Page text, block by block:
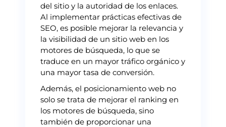
del sitio y la autoridad de los enlaces.
Al implementar prácticas efectivas de
SEO, es posible mejorar la relevancia y
la visibilidad de un sitio web en los
motores de búsqueda, lo que se
traduce en un mayor tráfico orgánico y
una mayor tasa de conversión.
Además, el posicionamiento web no
solo se trata de mejorar el ranking en
los motores de búsqueda, sino
también de proporcionar una